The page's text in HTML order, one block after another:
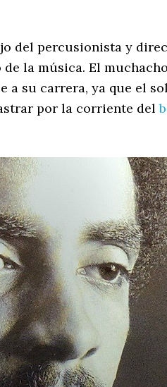
del percusionista y
la música. El
su carrera, ya que el
por la corriente del